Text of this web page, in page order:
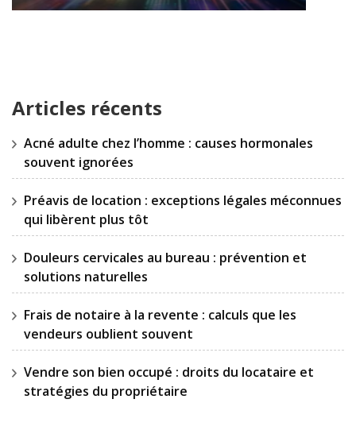
Articles récents
Acné adulte chez l’homme : causes hormonales
souvent ignorées
Préavis de location : exceptions légales méconnues
qui libèrent plus tôt
Douleurs cervicales au bureau : prévention et
solutions naturelles
Frais de notaire à la revente : calculs que les
vendeurs oublient souvent
Vendre son bien occupé : droits du locataire et
stratégies du propriétaire